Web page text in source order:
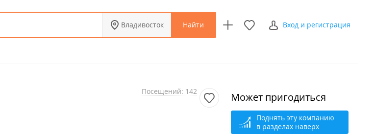
Владивосток Найти Вход и регистрация
Посещений: 142 Может пригодиться
Поднять эту компанию
в разделах наверх